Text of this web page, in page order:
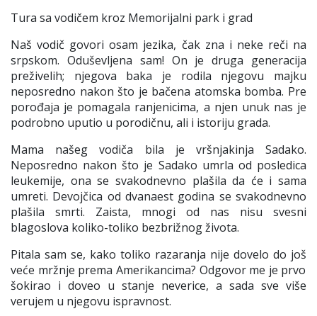
Tura sa vodičem kroz Memorijalni park i grad
Naš vodič govori osam jezika, čak zna i neke reči na
srpskom. Oduševljena sam! On je druga generacija
preživelih; njegova baka je rodila njegovu majku
neposredno nakon što je bačena atomska bomba. Pre
porođaja je pomagala ranjenicima, a njen unuk nas je
podrobno uputio u porodičnu, ali i istoriju grada.
Mama našeg vodiča bila je vršnjakinja Sadako.
Neposredno nakon što je Sadako umrla od posledica
leukemije, ona se svakodnevno plašila da će i sama
umreti. Devojčica od dvanaest godina se svakodnevno
plašila smrti. Zaista, mnogi od nas nisu svesni
blagoslova koliko-toliko bezbrižnog života.
Pitala sam se, kako toliko razaranja nije dovelo do još
veće mržnje prema Amerikancima? Odgovor me je prvo
šokirao i doveo u stanje neverice, a sada sve više
verujem u njegovu ispravnost.